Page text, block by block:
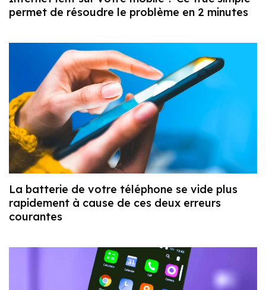
permet de résoudre le problème en 2 minutes
La batterie de votre téléphone se vide plus
rapidement à cause de ces deux erreurs
courantes